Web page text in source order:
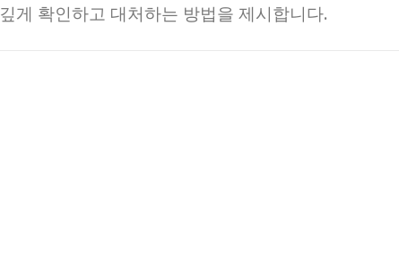
깊게 확인하고 대처하는 방법을 제시합니다.